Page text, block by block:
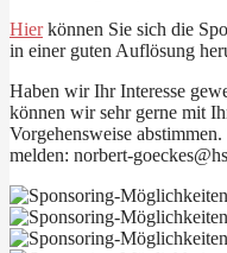
Hierkönnen Sie sich die
in einer guten Auflösung
Haben wir Ihr Interesse
können wir sehr gerne mit
Vorgehensweise
melden: norbert-